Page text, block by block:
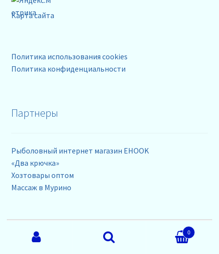
Карта сайта
Политика использования cookies
Политика конфиденциальности
Партнеры
Рыболовный интернет магазин EHOOK
«Два крючка»
Хозтовары оптом
Массаж в Мурино
Контакты 0